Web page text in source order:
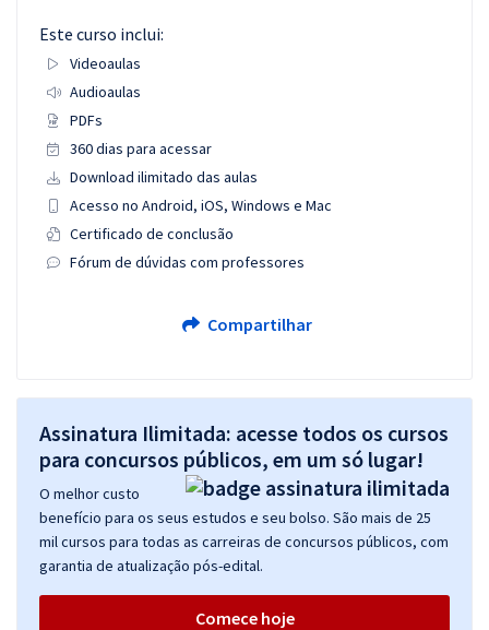
Este curso inclui:
Videoaulas
Audioaulas
PDFs
360 dias para acessar
Download ilimitado das aulas
Acesso no Android, iOS, Windows e Mac
Certificado de conclusão
Fórum de dúvidas com professores
Compartilhar
Assinatura Ilimitada: acesse todos os cursos
para concursos públicos, em um só lugar!
O melhor custo
benefício para os seus estudos e seu bolso. São mais de 25
mil cursos para todas as carreiras de concursos públicos, com
garantia de atualização pós-edital.
Comece hoje